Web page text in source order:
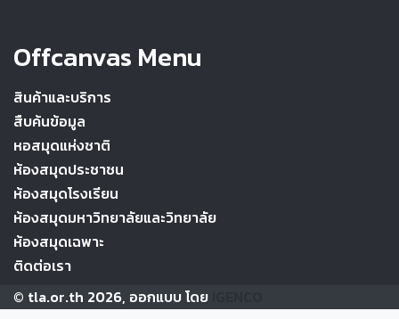
Offcanvas Menu
สินค้าและบริการ
สืบค้นข้อมูล
หอสมุดแห่งชาติ
ห้องสมุดประชาชน
ห้องสมุดโรงเรียน
ห้องสมุดมหาวิทยาลัยและวิทยาลัย
ห้องสมุดเฉพาะ
ติดต่อเรา
© tla.or.th 2026, ออกแบบ โดย